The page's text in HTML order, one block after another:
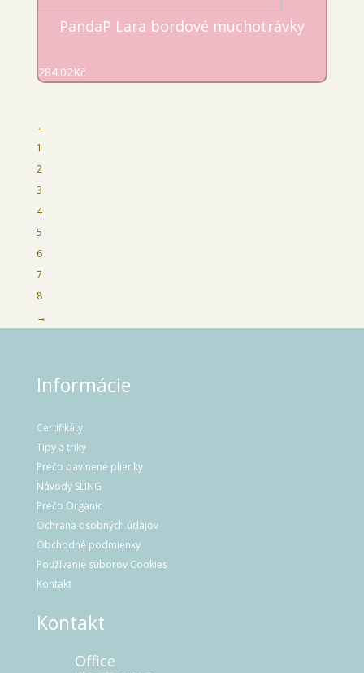
PandaP Lara bordové muchotrávky
284.02Kč
←
1
2
3
4
5
6
7
8
→
Informácie
Certifikáty
Tipy a triky
Prečo bavlnené plienky
Návody SLING
Prečo Organic
Ochrana osobných údajov
Obchodné podmienky
Používanie súborov Cookies
Kontakt
Kontakt
Office